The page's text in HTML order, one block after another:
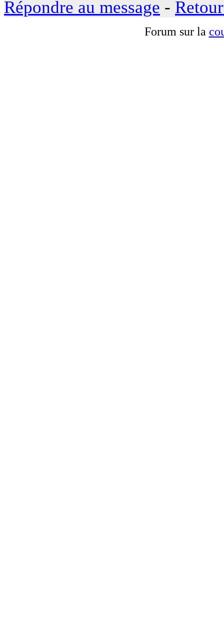
Répondre au message -
Forum sur la